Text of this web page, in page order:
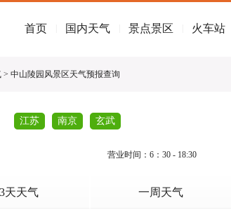
首页 国内天气 景点景区 火车站
> 中山陵园风景区天气预报查询
江苏 南京 玄武
营业时间：6：30 - 18:30
3天天气 一周天气